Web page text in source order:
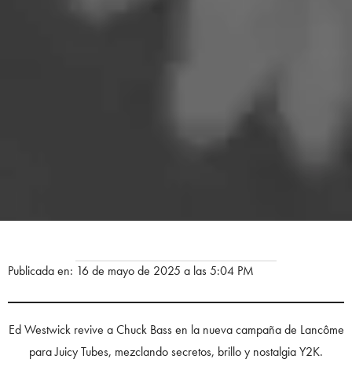
Publicada en: 16 de mayo de 2025 a las 5:04 PM
Ed Westwick revive a Chuck Bass en la nueva campaña de Lancôme
para Juicy Tubes, mezclando secretos, brillo y nostalgia Y2K.